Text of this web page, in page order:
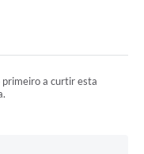
primeiro a curtir esta